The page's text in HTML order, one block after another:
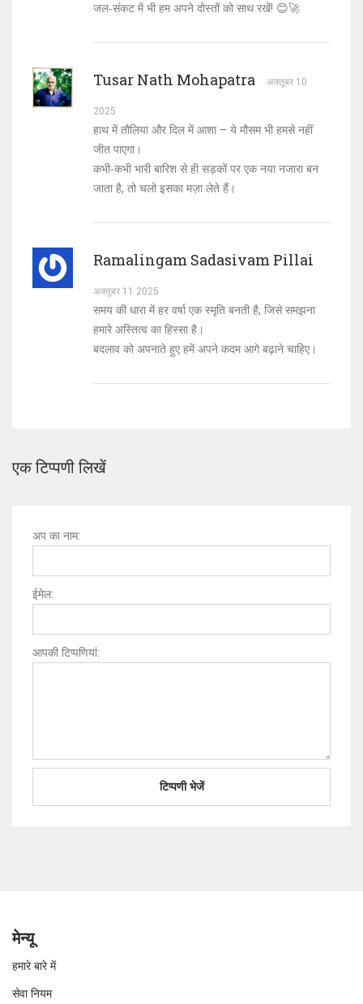
जल‑संकट में भी हम अपने दोस्तों को साथ रखें! 😊🚀
Tusar Nath Mohapatra अक्तूबर 10
2025
हाथ में तौलिया और दिल में आशा – ये मौसम भी हमसे नहीं
जीत पाएगा।
कभी‑कभी भारी बारिश से ही सड़कों पर एक नया नजारा बन
जाता है, तो चलो इसका मज़ा लेते हैं।
Ramalingam Sadasivam Pillai
अक्तूबर 11 2025
समय की धारा में हर वर्षा एक स्मृति बनती है, जिसे समझना
हमारे अस्तित्व का हिस्सा है।
बदलाव को अपनाते हुए हमें अपने कदम आगे बढ़ाने चाहिए।
एक टिप्पणी लिखें
अप का नाम:
ईमेल:
आपकी टिप्पणियां:
मेन्यू
हमारे बारे में
सेवा नियम